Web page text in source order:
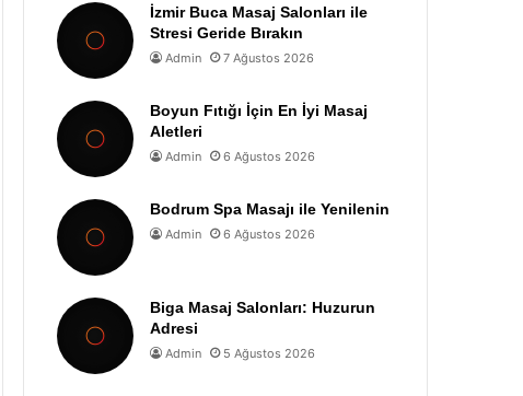
İzmir Buca Masaj Salonları ile
Stresi Geride Bırakın
Admin 7 Ağustos 2026
Boyun Fıtığı İçin En İyi Masaj
Aletleri
Admin 6 Ağustos 2026
Bodrum Spa Masajı ile Yenilenin
Admin 6 Ağustos 2026
Biga Masaj Salonları: Huzurun
Adresi
Admin 5 Ağustos 2026